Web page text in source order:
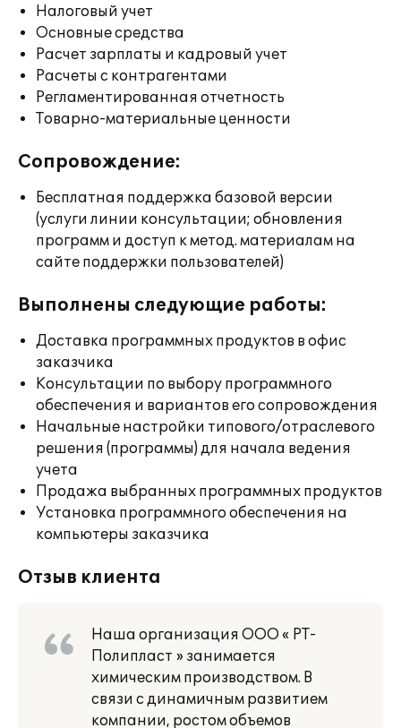
Налоговый учет
Основные средства
Расчет зарплаты и кадровый учет
Расчеты с контрагентами
Регламентированная отчетность
Товарно-материальные ценности
Сопровождение:
Бесплатная поддержка базовой версии
(услуги линии консультации; обновления
программ и доступ к метод. материалам на
сайте поддержки пользователей)
Выполнены следующие работы:
Доставка программных продуктов в офис
заказчика
Консультации по выбору программного
обеспечения и вариантов его сопровождения
Начальные настройки типового/отраслевого
решения (программы) для начала ведения
учета
Продажа выбранных программных продуктов
Установка программного обеспечения на
компьютеры заказчика
Отзыв клиента
Наша организация ООО « РТ-
Полипласт » занимается
химическим производством. В
связи с динамичным развитием
компании, ростом объемов